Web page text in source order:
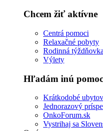
Chcem žiť aktívne
Centrá pomoci
Relaxačné pobyty
Rodinná týždňovka
Výlety
Hľadám inú pomoc
Krátkodobé
Jednorazový
OnkoForum.sk
Vystrihaj sa